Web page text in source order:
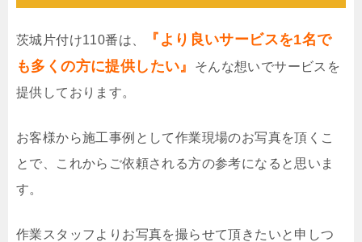
茨城片付け110番は、
『より良いサービスを1名で
も多くの方に提供したい』
そんな想いでサービスを
提供しております。
お客様から施工事例として作業現場のお写真を頂くこ
とで、これからご依頼される方の参考になると思いま
す。
作業スタッフよりお写真を撮らせて頂きたいと申しつ